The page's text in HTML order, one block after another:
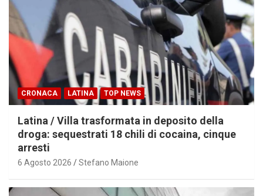
CRONACA LATINA TOP NEWS
Latina / Villa trasformata in deposito della
droga: sequestrati 18 chili di cocaina, cinque
arresti
6 Agosto 2026 Stefano Maione